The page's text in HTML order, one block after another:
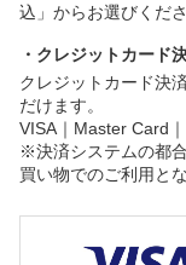
込」からお選びくださ
・クレジットカード
クレジットカード決
だけます。
VISA｜Master Card
※決済システムの都
買い物でのご利用と